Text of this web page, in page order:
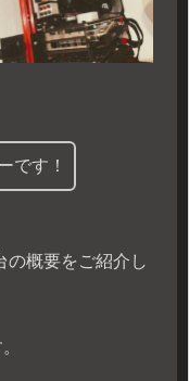
です！
の概要をご紹介し